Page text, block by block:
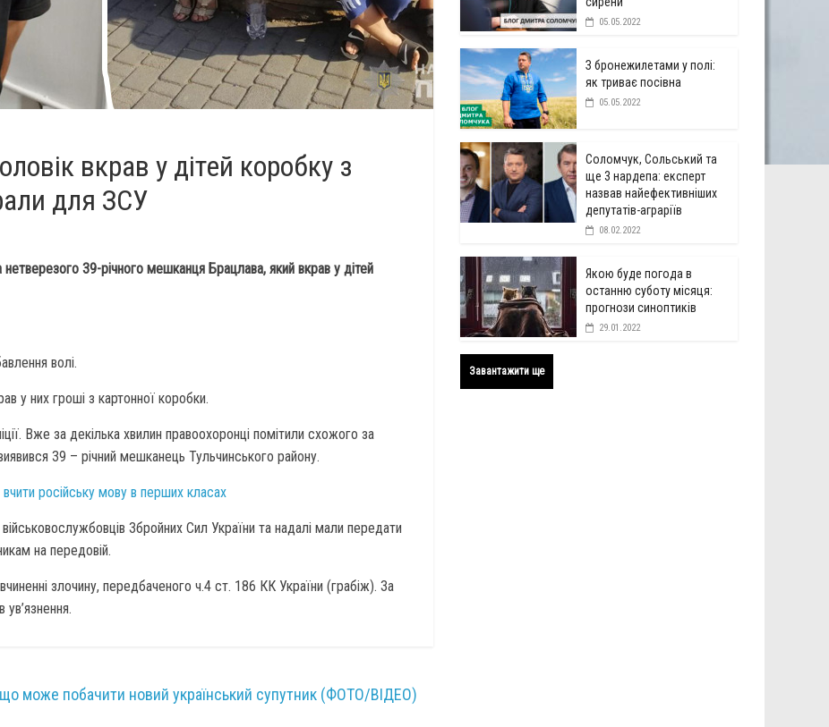
вкрав у дітей коробку з
для ЗСУ
нетверезого 39-річного мешканця Брацлава, який вкрав у дітей
волі.
у них гроші з картонної коробки.
Вже за декілька хвилин правоохоронці помітили схожого за
39 – річний мешканець Тульчинського району.
російську мову в перших класах
Збройних Сил України та надалі мали передати
на передовій.
злочину, передбаченого ч.4 ст. 186 КК України (грабіж). За
може побачити новий український супутник (ФОТО/ВІДЕО)
05.05.2022
З бронежилетами у полі:
як триває посівна
05.05.2022
Соломчук, Сольський та
ще 3 нардепа: експерт
назвав найефективніших
депутатів-аграріїв
08.02.2022
Якою буде погода в
останню суботу місяця:
прогнози синоптиків
29.01.2022
Завантажити ще